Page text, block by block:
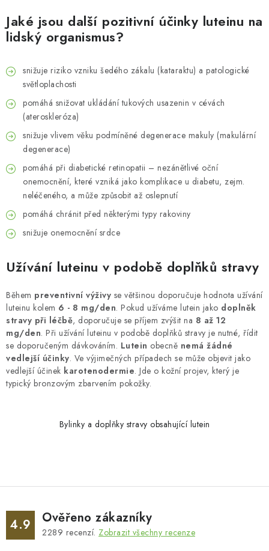
Jaké jsou další pozitivní účinky luteinu na
lidský organismus?
snižuje riziko vzniku šedého zákalu (kataraktu) a patologické
světloplachosti
pomáhá snižovat ukládání tukových usazenin v cévách
(ateroskleróza)
snižuje vlivem věku podmíněné degenerace makuly (makulární
degenerace)
pomáhá při diabetické retinopatii – nezánětlivé oční
onemocnění, které vzniká jako komplikace u diabetu, zejm.
neléčeného, a může způsobit až oslepnutí
pomáhá chránit před některými typy rakoviny
snižuje onemocnění srdce
Užívání luteinu v podobě doplňků stravy
Během preventivní výživy se většinou doporučuje hodnota užívání
luteinu kolem 6 - 8 mg/den. Pokud užíváme lutein jako doplněk
stravy při léčbě, doporučuje se příjem zvýšit na 8 až 12
mg/den. Při užívání luteinu v podobě doplňků stravy je nutné, řídit
se doporučeným dávkováním. Lutein obecně nemá žádné
vedlejší účinky. Ve výjimečných případech se může objevit jako
vedlejší účinek karotenodermie. Jde o kožní projev, který je
typický bronzovým zbarvením pokožky.
Bylinky a doplňky stravy obsahující lutein
4.9 Ověřeno zákazníky
2289 recenzí. Zobrazit všechny recenze